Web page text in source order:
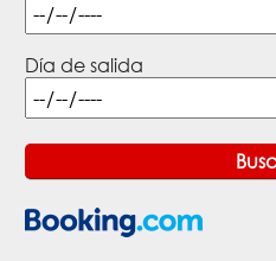
Día de salida